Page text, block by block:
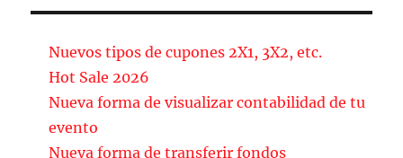
b
o
o
k
a
ir
Nuevos tipos de cupones 2X1, 3X2, etc.
Hot Sale 2026
Nueva forma de visualizar contabilidad de tu
evento
Nueva forma de transferir fondos